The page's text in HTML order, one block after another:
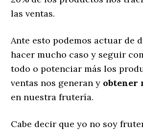
las ventas.
Ante esto podemos actuar de
hacer mucho caso y seguir
todo o potenciar más los
ventas nos generan y obtener
en nuestra frutería.
Cabe decir que yo no soy